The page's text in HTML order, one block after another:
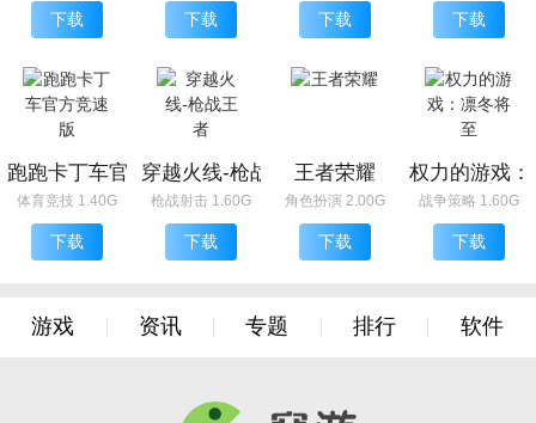
下载 下载 下载 下载
跑跑卡丁车官方竞速版
体育竞技 1.40G
下载
穿越火线-枪战王者
枪战射击 1.60G
下载
王者荣耀
角色扮演 2.00G
下载
权力的游戏
战争策略 1.60G
下载
游戏 资讯 专题 排行 软件